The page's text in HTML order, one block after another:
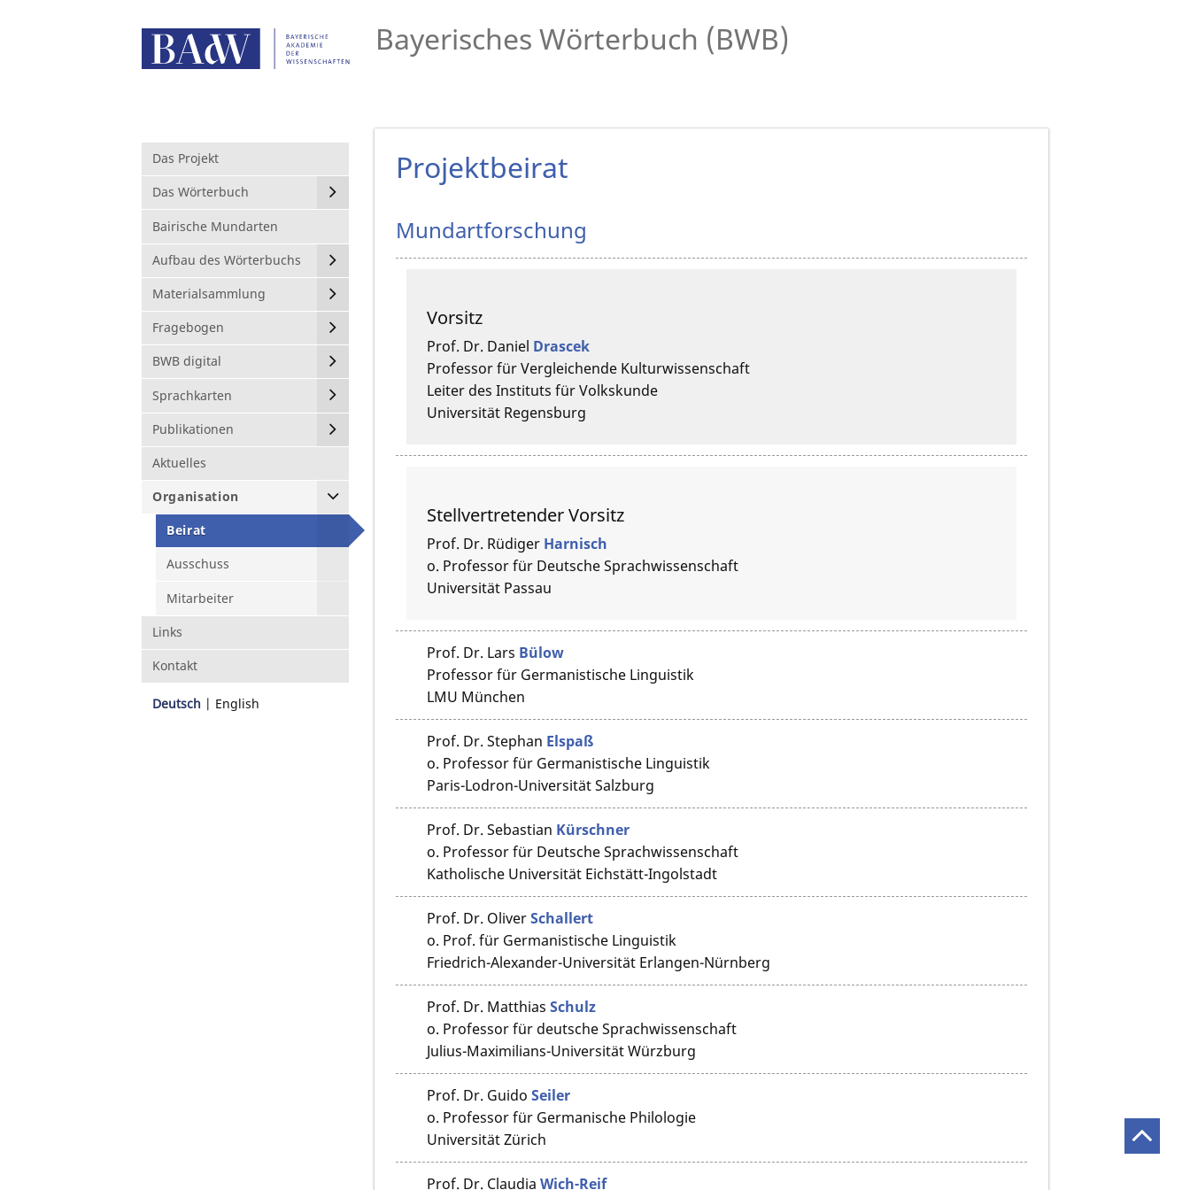
Bayerisches Wörterbuch (BWB)
Das Projekt
Das Wörterbuch
Bairische Mundarten
Aufbau des Wörterbuchs
Materialsammlung
Fragebogen
BWB digital
Sprachkarten
Publikationen
Aktuelles
Organisation
Beirat
Ausschuss
Mitarbeiter
Links
Kontakt
Deutsch English
Projektbeirat
Mundartforschung
Vorsitz
Prof. Dr. Daniel Drascek
Professor für Vergleichende Kulturwissenschaft
Leiter des Instituts für Volkskunde
Universität Regensburg
Stellvertretender Vorsitz
Prof. Dr. Rüdiger Harnisch
o. Professor für Deutsche Sprachwissenschaft
Universität Passau
Prof. Dr. Lars Bülow
Professor für Germanistische Linguistik
LMU München
Prof. Dr. Stephan Elspaß
o. Professor für Germanistische Linguistik
Paris-Lodron-Universität Salzburg
Prof. Dr. Sebastian Kürschner
o. Professor für Deutsche Sprachwissenschaft
Katholische Universität Eichstätt-Ingolstadt
Prof. Dr. OliverSchallert
o. Prof. für Germanistische Linguistik
Friedrich-Alexander-Universität Erlangen-Nürnberg
Prof. Dr. Matthias Schulz
o. Professor für deutsche Sprachwissenschaft
Julius-Maximilians-Universität Würzburg
Prof. Dr. Guido Seiler
o. Professor für Germanische Philologie
Universität Zürich
Prof. Dr. Claudia Wich-Reif